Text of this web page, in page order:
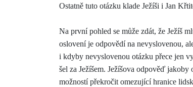
Ostatně tuto otázku klade Ježíši i Jan
Na první pohled se může zdát, že Ježíš
oslovení je odpovědí na nevyslovenou,
i kdyby nevyslovenou otázku přece jen
šel za Ježíšem. Ježíšova odpověď
možností překročit omezující hranice